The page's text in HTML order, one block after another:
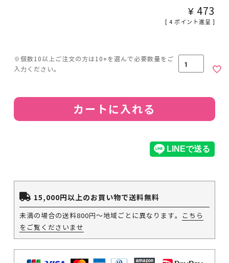
¥ 473
[ 4 ポイント進呈 ]
カートに入れる
15,000円以上のお買い物で送料無料
未満の場合の送料800円～地域ごとに異なります。
こちら
をご覧くださいませ